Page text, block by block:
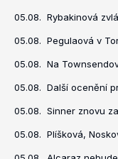
05.08. Rybakinová
05.08. Pegulaová v
05.08. Na
05.08. Další ocenění
05.08. Sinner znovu
05.08. Plíšková,